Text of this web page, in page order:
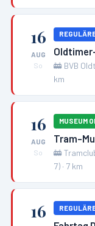
16
AUG
So
🚋 BVB
km
16
AUG
So
MUSEUM
Tram-
🚋
7) · 7 km
16